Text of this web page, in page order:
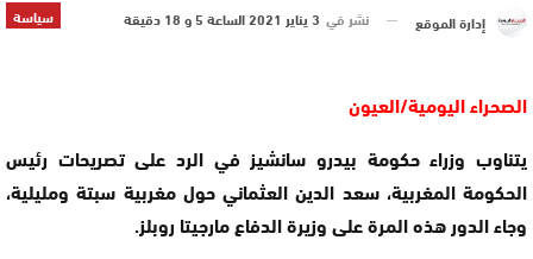
سياسة إدارة الموقع نشر في 3 يناير 2021 الساعة 5 و 18 دقيقة
الصحراء اليومية/العيون
يتناوب وزراء حكومة بيدرو سانشيز في الرد على تصريحات رئيس
الحكومة المغربية، سعد الدين العثماني حول مغربية سبتة ومليلية،
وجاء الدور هذه المرة على وزيرة الدفاع مارجيتا روبلز.